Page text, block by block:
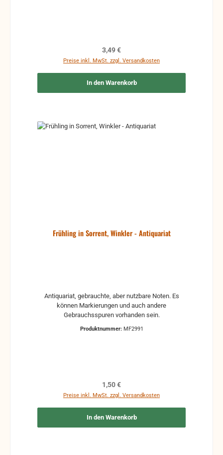
Regulärer Preis:
3,49 €
Preise inkl. MwSt. zzgl. Versandkosten
In den Warenkorb
Frühling in Sorrent, Winkler - Antiquariat
Antiquariat, gebrauchte, aber nutzbare Noten. Es
können Markierungen und auch andere
Gebrauchsspuren vorhanden sein.
Produktnummer: MF2991
Regulärer Preis:
1,50 €
Preise inkl. MwSt. zzgl. Versandkosten
In den Warenkorb